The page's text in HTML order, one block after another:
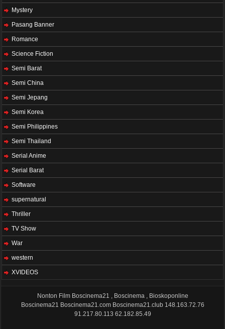
Mystery
Pasang Banner
Romance
Science Fiction
Semi Barat
Semi China
Semi Jepang
Semi Korea
Semi Philippines
Semi Thailand
Serial Anime
Serial Barat
Software
supernatural
Thriller
TV Show
War
western
XVIDEOS
Nonton Film Boscinema21 , Boscinema , Bioskoponline
Boscinema21 Boscinema21.com Boscinema21.club 148.163.72.76
91.217.80.113 62.182.85.49